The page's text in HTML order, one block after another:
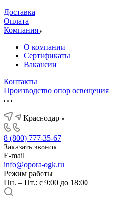
Доставка
Оплата
Компания
О компании
Сертификаты
Вакансии
Контакты
Производство опор освещения
Краснодар
8 (800) 777-35-67
Заказать звонок
E-mail
info@opora-ogk.ru
Режим работы
Пн. – Пт.: с 9:00 до 18:00